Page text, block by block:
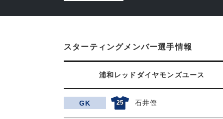
スターティングメンバー選手情報
浦和レッドダイヤモンズユース
GK 25 石井僚